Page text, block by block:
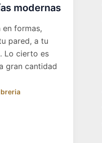
modernas
en formas,
pared, a tu
Lo cierto es
gran cantidad